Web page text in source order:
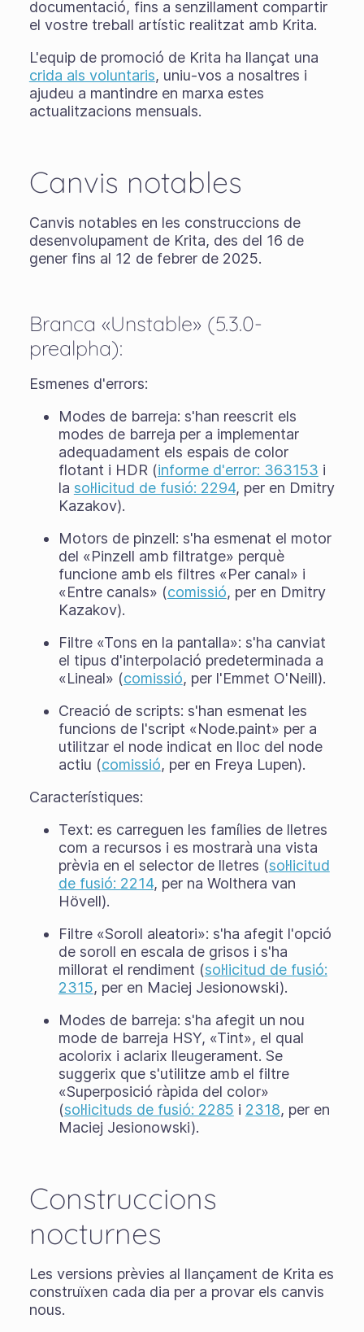
documentació, fins a senzillament compartir
el vostre treball artístic realitzat amb Krita.
L'equip de promoció de Krita ha llançat una
crida als voluntaris, uniu-vos a nosaltres i
ajudeu a mantindre en marxa estes
actualitzacions mensuals.
Canvis notables
Canvis notables en les construccions de
desenvolupament de Krita, des del 16 de
gener fins al 12 de febrer de 2025.
Branca «Unstable» (5.3.0-
prealpha):
Esmenes d'errors:
Modes de barreja: s'han reescrit els
modes de barreja per a implementar
adequadament els espais de color
flotant i HDR (informe d'error: 363153 i
la sol·licitud de fusió: 2294, per en Dmitry
Kazakov).
Motors de pinzell: s'ha esmenat el motor
del «Pinzell amb filtratge» perquè
funcione amb els filtres «Per canal» i
«Entre canals» (comissió, per en Dmitry
Kazakov).
Filtre «Tons en la pantalla»: s'ha canviat
el tipus d'interpolació predeterminada a
«Lineal» (comissió, per l'Emmet O'Neill).
Creació de scripts: s'han esmenat les
funcions de l'script «Node.paint» per a
utilitzar el node indicat en lloc del node
actiu (comissió, per en Freya Lupen).
Característiques:
Text: es carreguen les famílies de lletres
com a recursos i es mostrarà una vista
prèvia en el selector de lletres (sol·licitud
de fusió: 2214, per na Wolthera van
Hövell).
Filtre «Soroll aleatori»: s'ha afegit l'opció
de soroll en escala de grisos i s'ha
millorat el rendiment (sol·licitud de fusió:
2315, per en Maciej Jesionowski).
Modes de barreja: s'ha afegit un nou
mode de barreja HSY, «Tint», el qual
acolorix i aclarix lleugerament. Se
suggerix que s'utilitze amb el filtre
«Superposició ràpida del color»
(sol·licituds de fusió: 2285 i 2318, per en
Maciej Jesionowski).
Construccions
nocturnes
Les versions prèvies al llançament de Krita es
construïxen cada dia per a provar els canvis
nous.